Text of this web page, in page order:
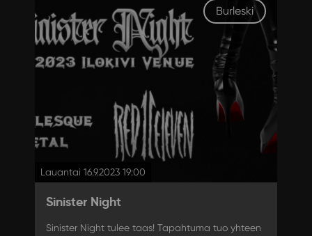
Burleski
Lauantai 16.9.2023 19:00
Sinister Night
Sinister Night tulee taas! Tapahtuma tuo yhteen